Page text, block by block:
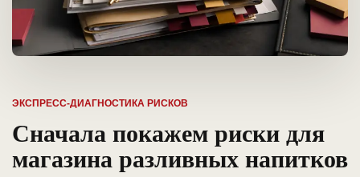
ЭКСПРЕСС-ДИАГНОСТИКА РИСКОВ
Сначала покажем риски для
магазина разливных напитков